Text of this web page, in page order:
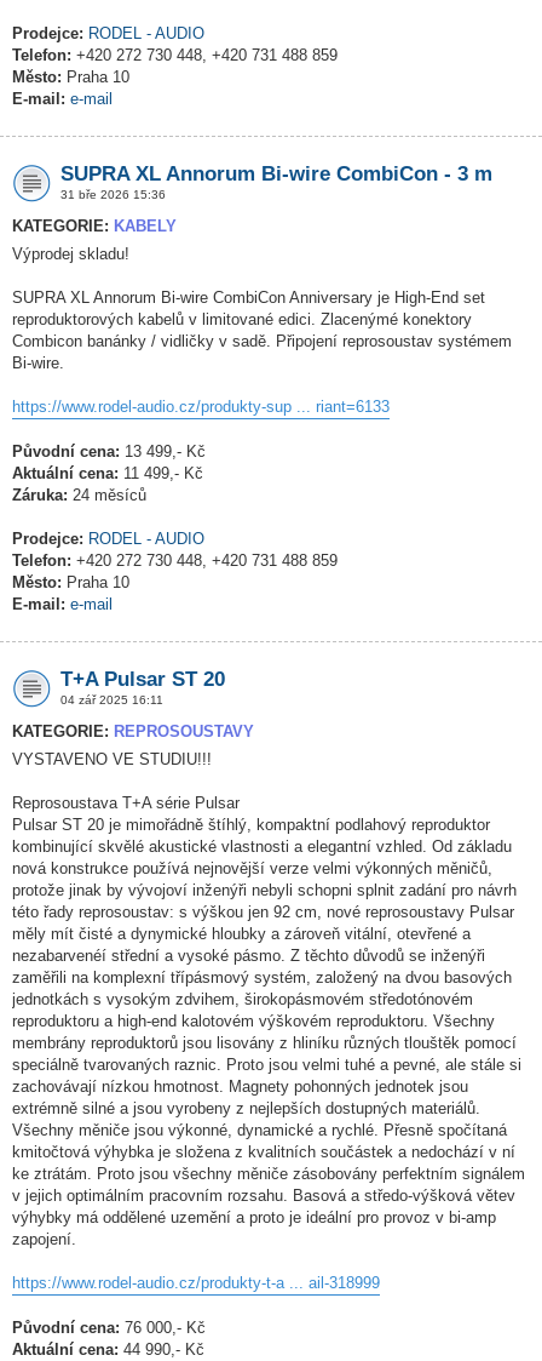
Prodejce: RODEL - AUDIO
Telefon: +420 272 730 448, +420 731 488 859
Město: Praha 10
E-mail: e-mail
SUPRA XL Annorum Bi-wire CombiCon - 3 m
31 bře 2026 15:36
KATEGORIE: KABELY
Výprodej skladu!
SUPRA XL Annorum Bi-wire CombiCon Anniversary je High-End set
reproduktorových kabelů v limitované edici. Zlacenýmé konektory
Combicon banánky / vidličky v sadě. Připojení reprosoustav systémem
Bi-wire.
https://www.rodel-audio.cz/produkty-sup ... riant=6133
Původní cena: 13 499,- Kč
Aktuální cena: 11 499,- Kč
Záruka: 24 měsíců
Prodejce: RODEL - AUDIO
Telefon: +420 272 730 448, +420 731 488 859
Město: Praha 10
E-mail: e-mail
T+A Pulsar ST 20
04 zář 2025 16:11
KATEGORIE: REPROSOUSTAVY
VYSTAVENO VE STUDIU!!!
Reprosoustava T+A série Pulsar
Pulsar ST 20 je mimořádně štíhlý, kompaktní podlahový reproduktor
kombinující skvělé akustické vlastnosti a elegantní vzhled. Od základu
nová konstrukce používá nejnovější verze velmi výkonných měničů,
protože jinak by vývojoví inženýři nebyli schopni splnit zadání pro návrh
této řady reprosoustav: s výškou jen 92 cm, nové reprosoustavy Pulsar
měly mít čisté a dynymické hloubky a zároveň vitální, otevřené a
nezabarvenéí střední a vysoké pásmo. Z těchto důvodů se inženýři
zaměřili na komplexní třípásmový systém, založený na dvou basových
jednotkách s vysokým zdvihem, širokopásmovém středotónovém
reproduktoru a high-end kalotovém výškovém reproduktoru. Všechny
membrány reproduktorů jsou lisovány z hliníku různých tlouštěk pomocí
speciálně tvarovaných raznic. Proto jsou velmi tuhé a pevné, ale stále si
zachovávají nízkou hmotnost. Magnety pohonných jednotek jsou
extrémně silné a jsou vyrobeny z nejlepších dostupných materiálů.
Všechny měniče jsou výkonné, dynamické a rychlé. Přesně spočítaná
kmitočtová výhybka je složena z kvalitních součástek a nedochází v ní
ke ztrátám. Proto jsou všechny měniče zásobovány perfektním signálem
v jejich optimálním pracovním rozsahu. Basová a středo-výšková větev
výhybky má oddělené uzemění a proto je ideální pro provoz v bi-amp
zapojení.
https://www.rodel-audio.cz/produkty-t-a ... ail-318999
Původní cena: 76 000,- Kč
Aktuální cena: 44 990,- Kč